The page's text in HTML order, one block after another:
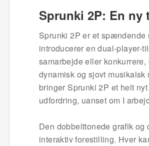
Sprunki 2P: En ny
Sprunki 2P er et spændende
introducerer en dual-player-
samarbejde eller
dynamisk og sjovt
bringer Sprunki 2P et helt
udfordring, uanset om I
Den dobbelttonede grafik
interaktiv forestilling. Hver